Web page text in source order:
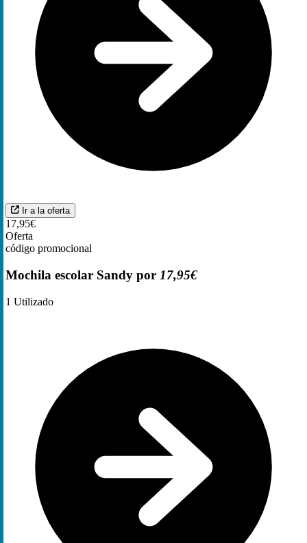
Ir a la oferta
17,95€
Oferta
código promocional
Mochila escolar Sandy por 17,95€
1 Utilizado